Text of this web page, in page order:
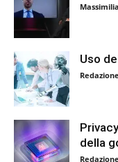
Uso
della